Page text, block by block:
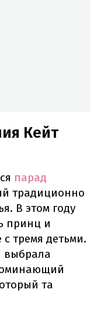
Кейт
парад
традиционно
В этом году
принц и
с тремя детьми.
выбрала
та